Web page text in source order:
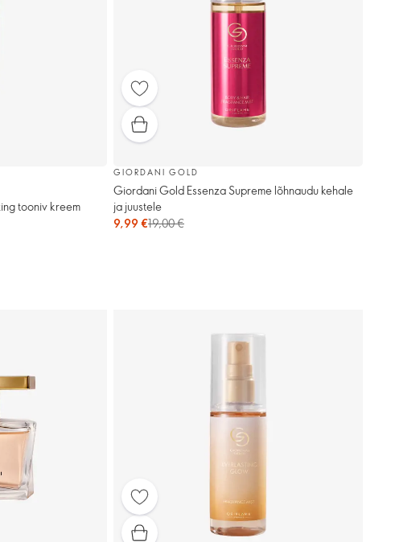
tooniv kreem
GIORDANI GOLD
Giordani Gold Essenza Supreme lõhnaudu kehale
ja juustele
9,99 €19,00 €